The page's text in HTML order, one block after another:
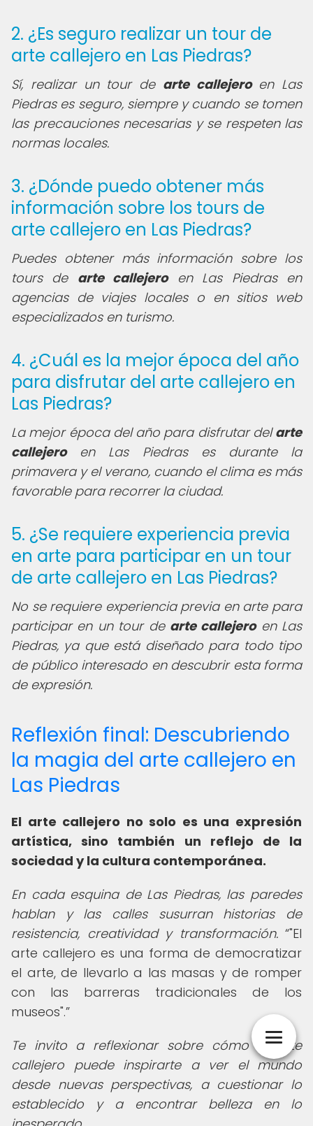
2. ¿Es seguro realizar un tour de
arte callejero en Las Piedras?
Sí, realizar un tour de arte callejeroen Las
Piedras es seguro, siempre y cuando se tomen
las precauciones necesarias y se respeten las
normas locales.
3. ¿Dónde puedo obtener más
información sobre los tours de
arte callejero en Las Piedras?
Puedes obtener más información sobre los
tours de arte callejeroen Las Piedras en
agencias de viajes locales o en sitios web
especializados en turismo.
4. ¿Cuál es la mejor época del año
para disfrutar del arte callejero en
Las Piedras?
La mejor época del año para disfrutar delarte
callejeroen Las Piedras es durante la
primavera y el verano, cuando el clima es más
favorable para recorrer la ciudad.
5. ¿Se requiere experiencia previa
en arte para participar en un tour
de arte callejero en Las Piedras?
No se requiere experiencia previa en arte para
participar en un tour de arte callejeroen Las
Piedras, ya que está diseñado para todo tipo
de público interesado en descubrir esta forma
de expresión.
Reflexión final: Descubriendo
la magia del arte callejero en
Las Piedras
El arte callejero no solo es una expresión
artística, sino también un reflejo de la
sociedad y la cultura contemporánea.
En cada esquina de Las Piedras, las paredes
hablan y las calles susurran historias de
resistencia, creatividad y transformación.
"El
arte callejero es una forma de democratizar
el arte, de llevarlo a las masas y de romper
con las barreras tradicionales de los
museos".
Te invito a reflexionar sobre cómo el arte
callejero puede inspirarte a ver el mundo
desde nuevas perspectivas, a cuestionar lo
establecido y a encontrar belleza en lo